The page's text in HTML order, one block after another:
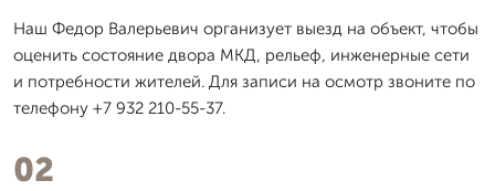
Наш Федор Валерьевич организует выезд на объект, чтобы
оценить состояние двора МКД, рельеф, инженерные сети
и потребности жителей. Для записи на осмотр звоните по
телефону +7 932 210-55-37.
02